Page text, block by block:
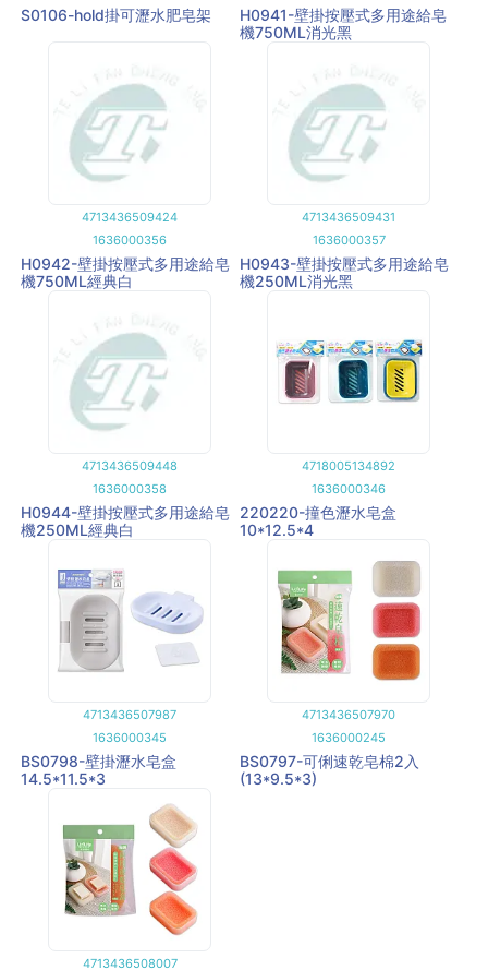
S0106-hold掛可瀝水肥皂架
H0941-壁掛按壓式多用途給皂
機750ML消光黑
4713436509424
1636000356
H0942-壁掛按壓式多用途給皂
機750ML經典白
4713436509431
1636000357
H0943-壁掛按壓式多用途給皂
機250ML消光黑
4713436509448
1636000358
H0944-壁掛按壓式多用途給皂
機250ML經典白
4718005134892
1636000346
220220-撞色瀝水皂盒
10*12.5*4
4713436507987
1636000345
BS0798-壁掛瀝水皂盒
14.5*11.5*3
4713436507970
1636000245
BS0797-可俐速乾皂棉2入
(13*9.5*3)
4713436508007